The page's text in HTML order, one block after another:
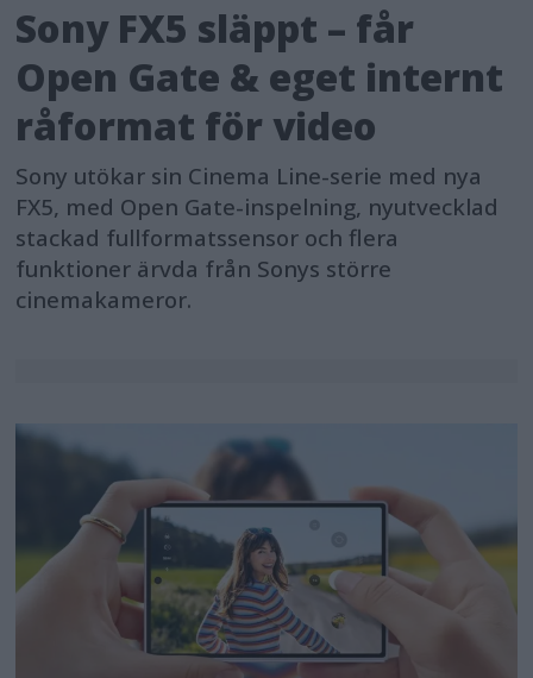
Sony FX5 släppt – får
Open Gate & eget internt
råformat för video
Sony utökar sin Cinema Line-serie med nya
FX5, med Open Gate-inspelning, nyutvecklad
stackad fullformatssensor och flera
funktioner ärvda från Sonys större
cinemakameror.